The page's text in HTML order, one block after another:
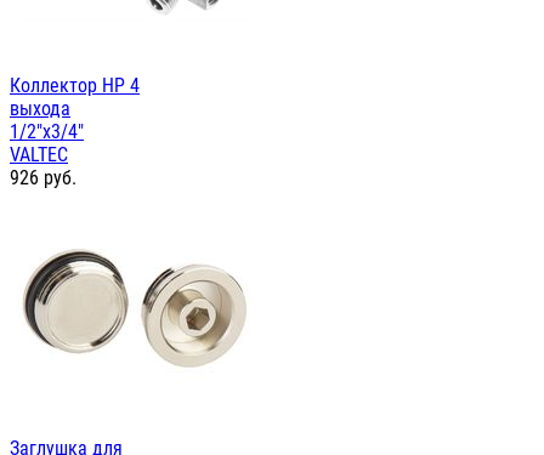
Коллектор НР 4
выхода
1/2"х3/4"
VALTEC
926 руб.
Заглушка для